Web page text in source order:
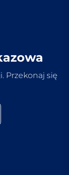
Przekonaj się